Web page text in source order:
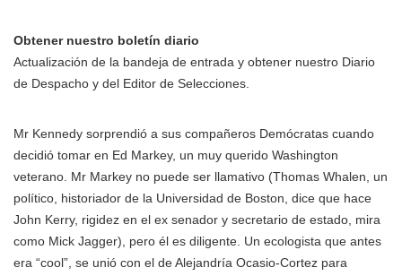
Obtener nuestro boletín diario
Actualización de la bandeja de entrada y obtener nuestro Diario
de Despacho y del Editor de Selecciones.
Mr Kennedy sorprendió a sus compañeros Demócratas cuando
decidió tomar en Ed Markey, un muy querido Washington
veterano. Mr Markey no puede ser llamativo (Thomas Whalen, un
político, historiador de la Universidad de Boston, dice que hace
John Kerry, rigidez en el ex senador y secretario de estado, mira
como Mick Jagger), pero él es diligente. Un ecologista que antes
era “cool”, se unió con el de Alejandría Ocasio-Cortez para